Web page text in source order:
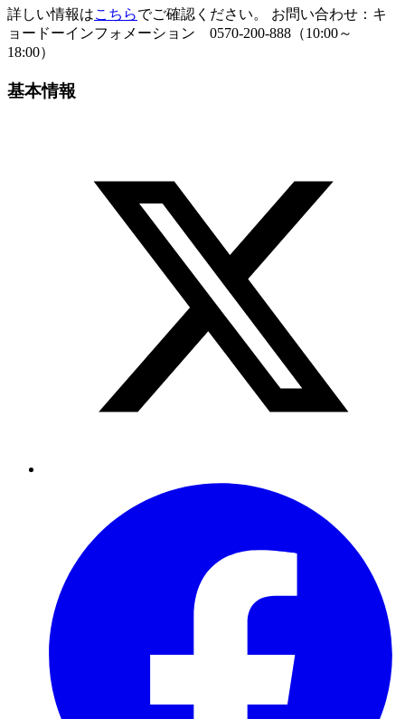
詳しい情報はこちらでご確認ください。 お問い合わせ：キ
ョードーインフォメーション 0570-200-888（10:00～
18:00）
基本情報